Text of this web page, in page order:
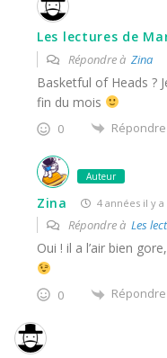
Les lectures de
Répondre à Zina
Basketful of Heads ?
fin du mois
0 Répondre
Auteur
Zina 4 années il y a
Répondre à Les
Oui ! il a l’air bien
0 Répondre